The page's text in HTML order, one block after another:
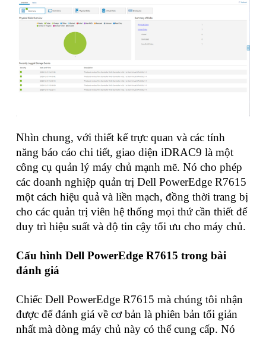
Nhìn chung, với thiết kế trực quan và các tính
năng báo cáo chi tiết, giao diện iDRAC9 là một
công cụ quản lý máy chủ mạnh mẽ. Nó cho phép
các doanh nghiệp quản trị Dell PowerEdge R7615
một cách hiệu quả và liền mạch, đồng thời trang bị
cho các quản trị viên hệ thống mọi thứ cần thiết để
duy trì hiệu suất và độ tin cậy tối ưu cho máy chủ.
Cấu hình Dell PowerEdge R7615 trong bài
đánh giá
Chiếc Dell PowerEdge R7615 mà chúng tôi nhận
được để đánh giá về cơ bản là phiên bản tối giản
nhất mà dòng máy chủ này có thể cung cấp. Nó